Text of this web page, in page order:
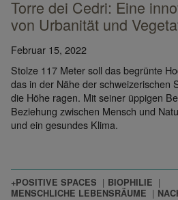
Torre dei Cedri: Eine
von Urbanität und
Februar 15, 2022
Stolze 117 Meter soll das begrünte
das in der Nähe der schweizerischen
die Höhe ragen. Mit seiner üppigen
Beziehung zwischen Mensch und
und ein gesundes Klima.
+POSITIVE SPACES
BIOPHILIE
MENSCHLICHE LEBENSRÄUME